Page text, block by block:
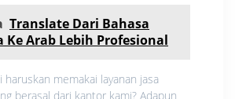
Translate Dari Bahasa
Ke Arab Lebih Profesional
haruskan memakai layanan jasa
berasal dari kantor kami? Adapun